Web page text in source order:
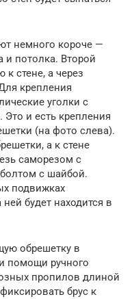
немного короче —
и потолка. Второй
стене, а через
крепления
уголки с
и есть крепления
(на фото слева).
а к стене
саморезом с
с шайбой.
подвижках
будет находится в
обрешетку в
помощи ручного
пропилов длиной
брус к